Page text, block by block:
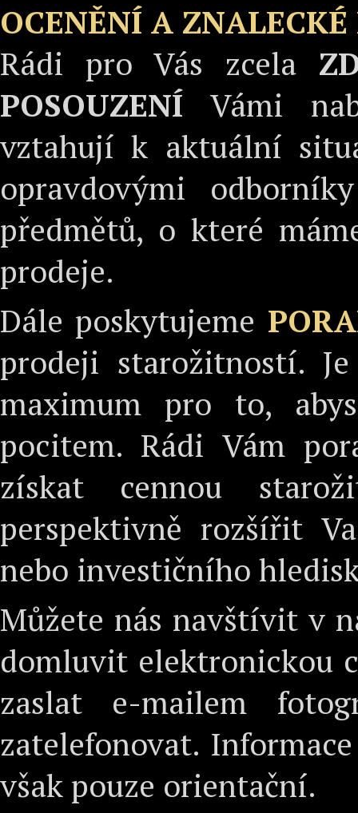
OCENĚNÍ A
Rádi pro Vás zcela
POSOUZENÍ Vámi
vztahují k aktuální
opravdovými
předmětů, o které
prodeje.
Dále poskytujeme
prodeji starožitností.
maximum pro to,
pocitem. Rádi Vám
získat cennou
perspektivně rozšířit
nebo investičního
Můžete nás navštívit v
domluvit elektronickou
zaslat e-mailem
zatelefonovat.
však pouze orientační.